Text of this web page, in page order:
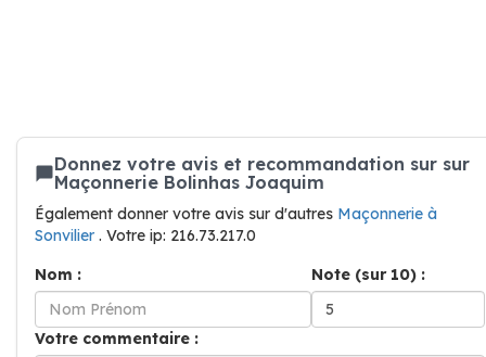
Donnez votre avis et recommandation sur sur
Maçonnerie Bolinhas Joaquim
Également donner votre avis sur d'autres Maçonnerie à
Sonvilier . Votre ip: 216.73.217.0
Nom :
Note (sur 10) :
Votre commentaire :